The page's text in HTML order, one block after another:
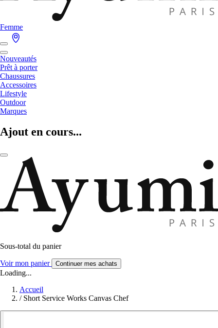
Femme
Nouveautés
Prêt à porter
Chaussures
Accessoires
Lifestyle
Outdoor
Marques
Ajout en cours...
Sous-total du panier
Voir mon panier Continuer mes achats
Loading...
Accueil
/ Short Service Works Canvas Chef